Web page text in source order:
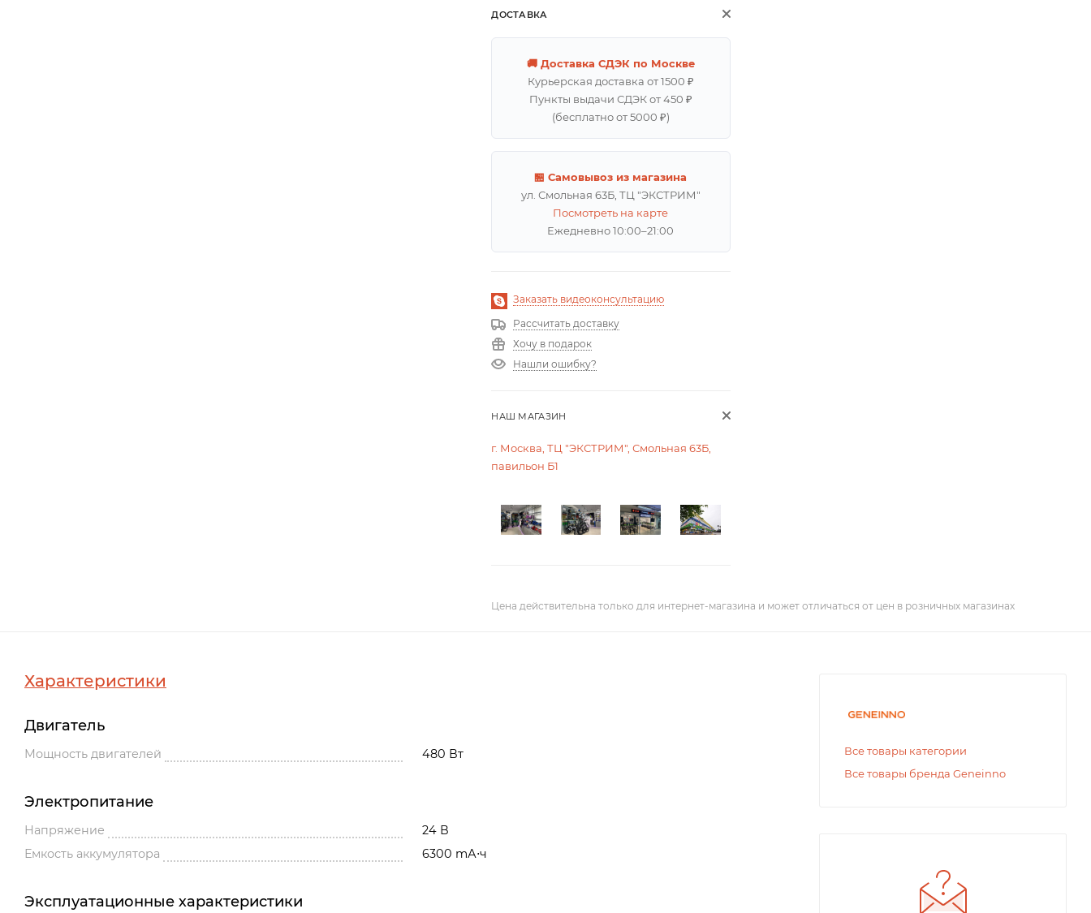
ДОСТАВКА
🚚 Доставка СДЭК по Москве
Курьерская доставка от 1500 ₽
Пункты выдачи СДЭК от 450 ₽
(бесплатно от 5000 ₽)
🏪 Самовывоз из магазина
ул. Смольная 63Б, ТЦ "ЭКСТРИМ"
Посмотреть на карте
Ежедневно 10:00–21:00
Заказать видеоконсультацию
Рассчитать доставку
Хочу в подарок
Нашли ошибку?
НАШ МАГАЗИН
г. Москва, ТЦ "ЭКСТРИМ", Смольная 63Б,
павильон Б1
Цена действительна только для интернет-магазина и может отличаться от цен в розничных магазинах
Характеристики
Двигатель
Мощность двигателей 480 Вт
Электропитание
Напряжение
24 В
Емкость аккумулятора
6300 mА⋅ч
Эксплуатационные характеристики
Все товары категории
Все товары бренда Geneinno